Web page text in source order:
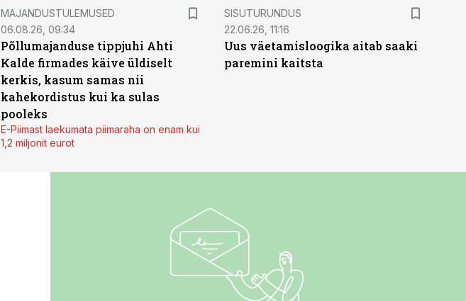
MAJANDUSTULEMUSED
06.08.26, 09:34
Põllumajanduse tippjuhi Ahti
Kalde firmades käive üldiselt
kerkis, kasum samas nii
kahekordistus kui ka sulas
pooleks
E-Piimast laekumata piimaraha on enam kui
1,2 miljonit eurot
ST
SISUTURUNDUS
22.06.26, 11:16
Uus väetamisloogika aitab saaki
paremini kaitsta